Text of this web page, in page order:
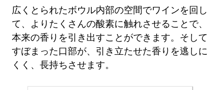
広くとられたボウル内部の空間でワインを回し
て、よりたくさんの酸素に触れさせることで、
本来の香りを引き出すことができます。そして
すぼまった口部が、引き立たせた香りを逃しに
くく、長持ちさせます。